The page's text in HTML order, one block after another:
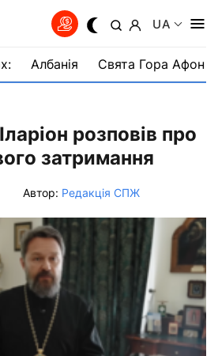
UA
Албанія Свята Гора Афон
розповів про
затримання
Автор: Редакція СПЖ